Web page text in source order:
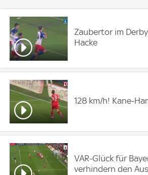
Zaubertor im
Hacke
128 km/h! Kane-
VAR-Glück für
verhindern den